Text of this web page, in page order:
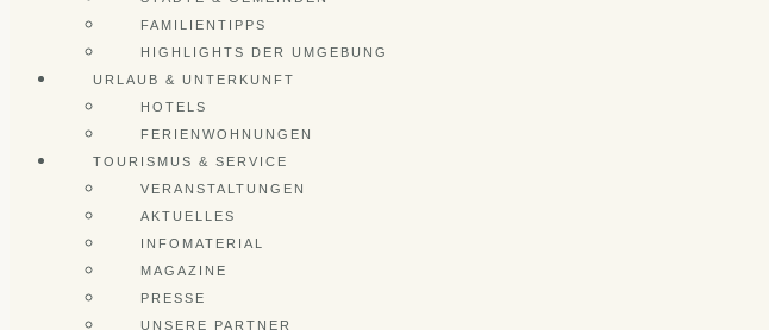
FAMILIENTIPPS
HIGHLIGHTS DER UMGEBUNG
URLAUB & UNTERKUNFT
HOTELS
FERIENWOHNUNGEN
TOURISMUS & SERVICE
VERANSTALTUNGEN
AKTUELLES
INFOMATERIAL
MAGAZINE
PRESSE
UNSERE PARTNER